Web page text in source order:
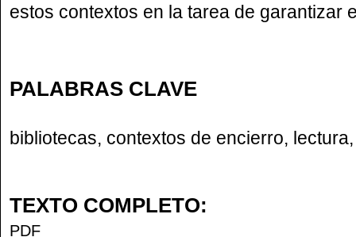
estos contextos en la tarea de garantizar
PALABRAS CLAVE
bibliotecas, contextos de encierro,
TEXTO COMPLETO:
PDF